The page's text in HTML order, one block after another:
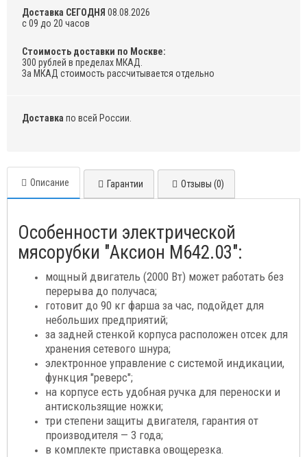
Доставка СЕГОДНЯ 08.08.2026
с 09 до 20 часов
Стоимость доставки по Москве:
300 рублей в пределах МКАД.
За МКАД стоимость рассчитывается отдельно
Доставка по всей России.
Описание Гарантии Отзывы (0)
Особенности электрической
мясорубки "Аксион М642.03":
мощный двигатель (2000 Вт) может работать без
перерыва до получаса;
готовит до 90 кг фарша за час, подойдет для
небольших предприятий;
за задней стенкой корпуса расположен отсек для
хранения сетевого шнура;
электронное управление с системой индикации,
функция "реверс";
на корпусе есть удобная ручка для переноски и
антискользящие ножки;
три степени защиты двигателя, гарантия от
производителя — 3 года;
в комплекте приставка овощерезка.